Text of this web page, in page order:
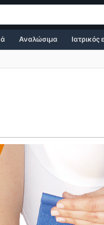
Αναλώσιμα Ιατρικός